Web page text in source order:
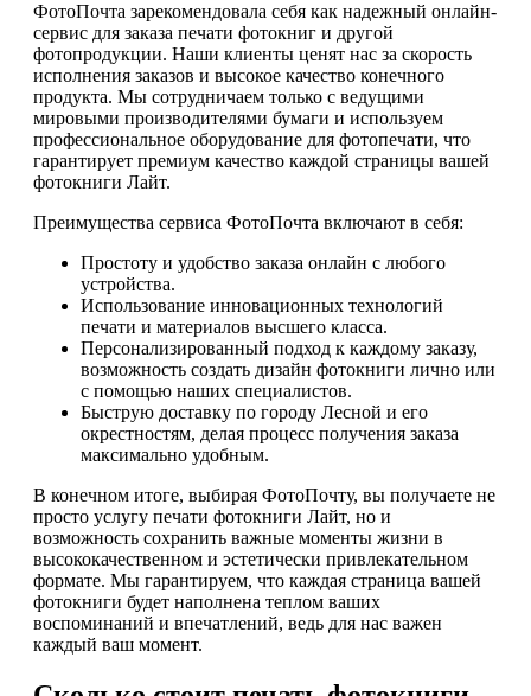
ФотоПочта зарекомендовала себя как надежный онлайн-
сервис для заказа печати фотокниг и другой
фотопродукции. Наши клиенты ценят нас за скорость
исполнения заказов и высокое качество конечного
продукта. Мы сотрудничаем только с ведущими
мировыми производителями бумаги и используем
профессиональное оборудование для фотопечати, что
гарантирует премиум качество каждой страницы вашей
фотокниги Лайт.
Преимущества сервиса ФотоПочта включают в себя:
Простоту и удобство заказа онлайн с любого
устройства.
Использование инновационных технологий
печати и материалов высшего класса.
Персонализированный подход к каждому заказу,
возможность создать дизайн фотокниги лично или
с помощью наших специалистов.
Быструю доставку по городу Лесной и его
окрестностям, делая процесс получения заказа
максимально удобным.
В конечном итоге, выбирая ФотоПочту, вы получаете не
просто услугу печати фотокниги Лайт, но и
возможность сохранить важные моменты жизни в
высококачественном и эстетически привлекательном
формате. Мы гарантируем, что каждая страница вашей
фотокниги будет наполнена теплом ваших
воспоминаний и впечатлений, ведь для нас важен
каждый ваш момент.